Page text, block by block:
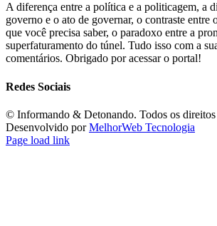
A diferença entre a política e a politicagem, a
governo e o ato de governar, o contraste entre
que você precisa saber, o paradoxo entre a
superfaturamento do túnel. Tudo isso com a
comentários. Obrigado por acessar o portal!
Redes Sociais
©️ Informando & Detonando. Todos os direitos
Desenvolvido porMelhorWeb Tecnologia
Page load link